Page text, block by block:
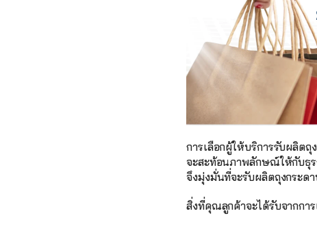
การเลือกผู้ให้บริการรับผลิต
จะสะท้อนภาพลักษณ์ให้กับธุร
จึงมุ่งมั่นที่จะรับผลิตถุงกระด
สิ่งที่คุณลูกค้าจะได้รับจากกา